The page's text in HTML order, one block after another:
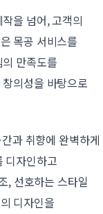
을 넘어, 고객의
목공 서비스를
만족도를
의성을 바탕으로
과 취향에 완벽하게
디자인하고
, 선호하는 스타일
디자인을